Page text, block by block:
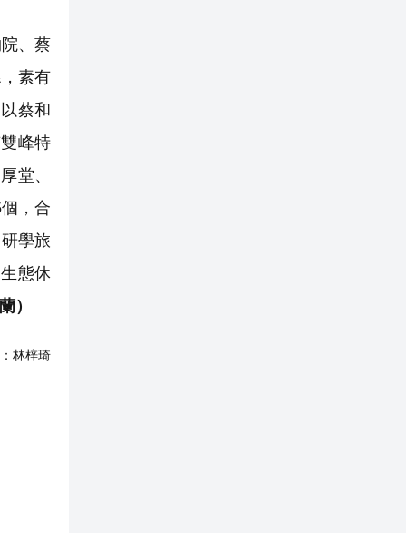
、蔡
素有
蔡和
峰特
堂、
，合
學旅
態休
）
林梓琦